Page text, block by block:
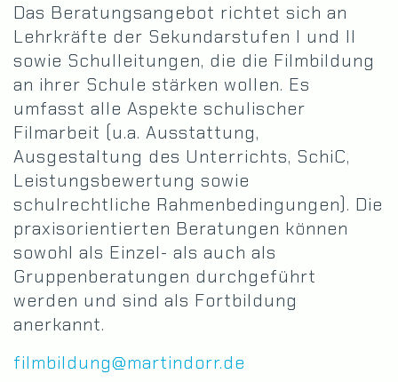
Das Beratungsangebot richtet sich an
Lehrkräfte der Sekundarstufen I und II
sowie Schulleitungen, die die Filmbildung
an ihrer Schule stärken wollen. Es
umfasst alle Aspekte schulischer
Filmarbeit (u.a. Ausstattung,
Ausgestaltung des Unterrichts, SchiC,
Leistungsbewertung sowie
schulrechtliche Rahmenbedingungen). Die
praxisorientierten Beratungen können
sowohl als Einzel- als auch als
Gruppenberatungen durchgeführt
werden und sind als Fortbildung
anerkannt.
filmbildung@martindorr.de